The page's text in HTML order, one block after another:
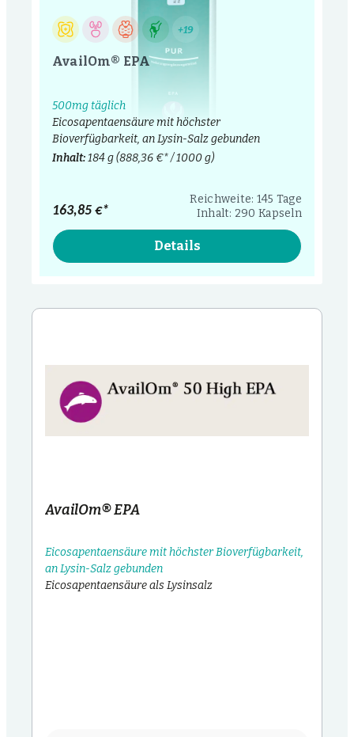
+19
AvailOm® EPA
500mg täglich
Eicosapentaensäure mit höchster
Bioverfügbarkeit, an Lysin-Salz gebunden
Inhalt:184 g(888,36 €* / 1000 g)
Reichweite: 145 Tage
Inhalt: 290 Kapseln
163,85 €*
Details
AvailOm® EPA
Eicosapentaensäure mit höchster Bioverfügbarkeit,
an Lysin-Salz gebunden
Eicosapentaensäure als Lysinsalz